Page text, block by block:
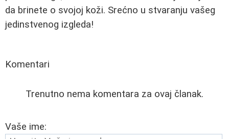
da brinete o svojoj koži. Srećno u stvaranju vašeg
jedinstvenog izgleda!
Komentari
Trenutno nema komentara za ovaj članak.
Vaše ime: